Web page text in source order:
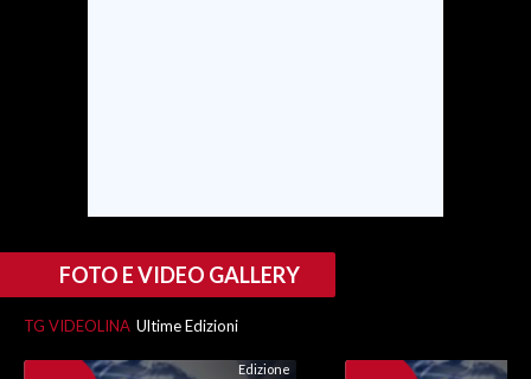
3 MINUTI CON
FOTO E VIDEO GALLERY
TG VIDEOLINA Ultime Edizioni
Edizione